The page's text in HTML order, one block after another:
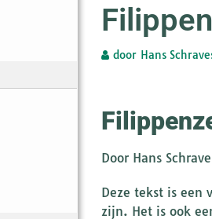
door Hans
Door Hans
Deze tekst is een
zijn. Het is ook